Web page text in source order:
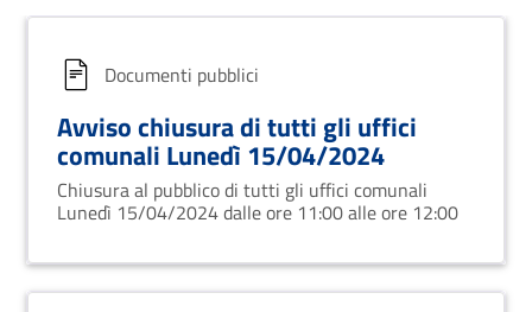
Documenti pubblici
Avviso chiusura di tutti gli uffici
comunali Lunedì 15/04/2024
Chiusura al pubblico di tutti gli uffici comunali
Lunedì 15/04/2024 dalle ore 11:00 alle ore 12:00